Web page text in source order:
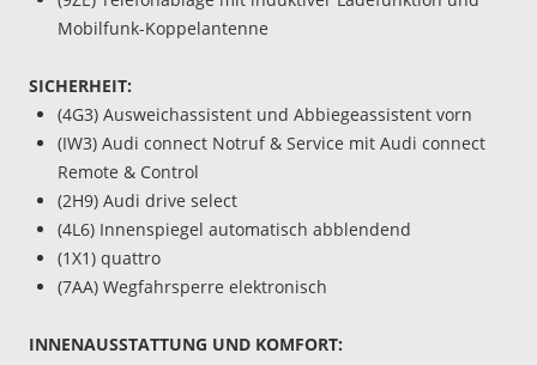
Mobilfunk-Koppelantenne
SICHERHEIT:
(4G3) Ausweichassistent und Abbiegeassistent vorn
(IW3) Audi connect Notruf & Service mit Audi connect
Remote & Control
(2H9) Audi drive select
(4L6) Innenspiegel automatisch abblendend
(1X1) quattro
(7AA) Wegfahrsperre elektronisch
INNENAUSSTATTUNG UND KOMFORT: